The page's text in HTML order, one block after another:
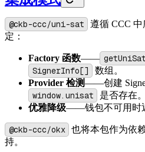
@ckb-ccc/uni-sat
遵循 CCC
定：
Factory 函数——
SignerInfo[]
数组。
Provider 检测——创建
window.unisat
是否存在。
优雅降级——钱包不可用时
@ckb-ccc/okx
也将本包作为依
持。